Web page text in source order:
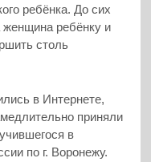
ребёнка. До сих
женщина ребёнку и
столь
в Интернете,
приняли
в
по г. Воронежу.